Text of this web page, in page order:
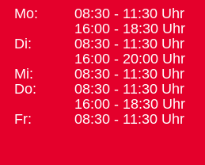
Mo:
Di:
Mi:
Do:
Fr:
08:30 - 11:30 Uhr
16:00 - 18:30 Uhr
08:30 - 11:30 Uhr
16:00 - 20:00 Uhr
08:30 - 11:30 Uhr
08:30 - 11:30 Uhr
16:00 - 18:30 Uhr
08:30 - 11:30 Uhr